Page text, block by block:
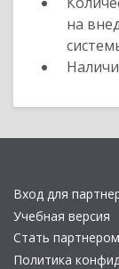
на
Вход для
Учебная версия
Стать партнером
Политика